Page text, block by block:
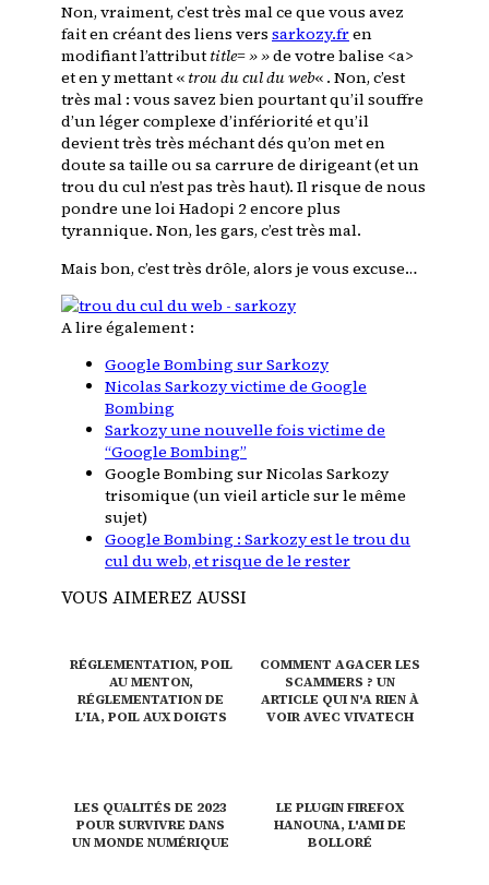
Non, vraiment, c’est très mal ce que vous avez
fait en créant des liens vers sarkozy.fren
modifiant l’attribut title= » »de votre balise <a>
et en y mettant « trou du cul du web« . Non, c’est
très mal : vous savez bien pourtant qu’il souffre
d’un léger complexe d’infériorité et qu’il
devient très très méchant dés qu’on met en
doute sa taille ou sa carrure de dirigeant (et un
trou du cul n’est pas très haut). Il risque de nous
pondre une loi Hadopi 2 encore plus
tyrannique. Non, les gars, c’est très mal.
Mais bon, c’est très drôle, alors je vous excuse…
A lire également :
Google Bombing sur Sarkozy
Nicolas Sarkozy victime de Google
Bombing
Sarkozy une nouvelle fois victime de
“Google Bombing”
Google Bombing sur Nicolas Sarkozy
trisomique (un vieil article sur le même
sujet)
Google Bombing : Sarkozy est le trou du
cul du web, et risque de le rester
VOUS AIMEREZ AUSSI
RÉGLEMENTATION, POIL
AU MENTON,
RÉGLEMENTATION DE
L’IA, POIL AUX DOIGTS
COMMENT AGACER LES
SCAMMERS ? UN
ARTICLE QUI N'A RIEN À
VOIR AVEC VIVATECH
LES QUALITÉS DE 2023
POUR SURVIVRE DANS
UN MONDE NUMÉRIQUE
LE PLUGIN FIREFOX
HANOUNA, L'AMI DE
BOLLORÉ